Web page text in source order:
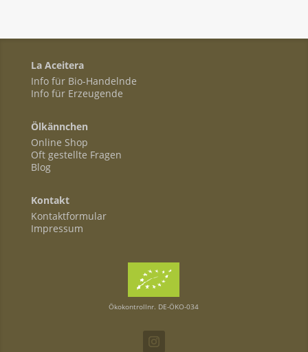
La Aceitera
Info für Bio-Handelnde
Info für Erzeugende
Ölkännchen
Online Shop
Oft gestellte Fragen
Blog
Kontakt
Kontaktformular
Impressum
Ökokontrollnr. DE-ÖKO-034